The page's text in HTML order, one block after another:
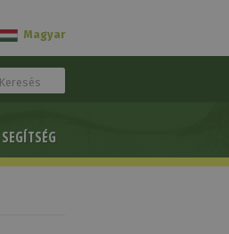
Magyar
SEGÍTSÉG